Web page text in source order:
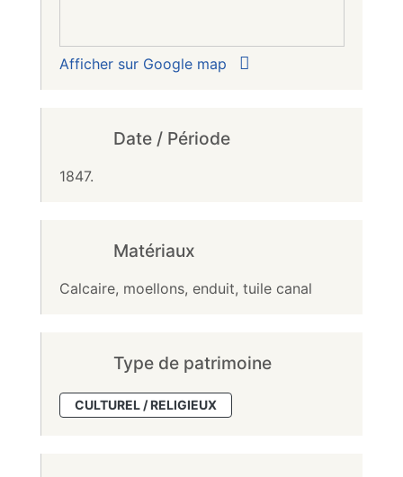
Afficher sur Google map
Date / Période
1847.
Matériaux
Calcaire, moellons, enduit, tuile canal
Type de patrimoine
CULTUREL / RELIGIEUX